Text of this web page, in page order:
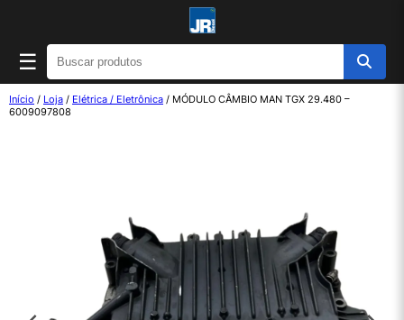
☰
Início / Loja / Elétrica / Eletrônica / MÓDULO CÂMBIO MAN TGX 29.480 –
6009097808